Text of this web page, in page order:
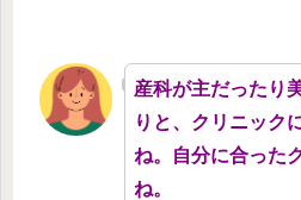
産科が主だったり
りと、クリニック
ね。自分に合った
ね。